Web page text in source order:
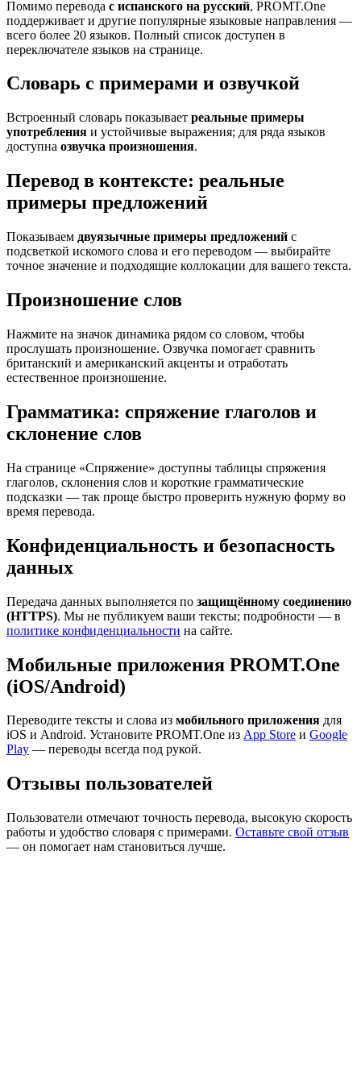
Помимо перевода с испанского на русский, PROMT.One
поддерживает и другие популярные языковые направления —
всего более 20 языков. Полный список доступен в
переключателе языков на странице.
Словарь с примерами и озвучкой
Встроенный словарь показывает реальные примеры
употребления и устойчивые выражения; для ряда языков
доступна озвучка произношения.
Перевод в контексте: реальные
примеры предложений
Показываем двуязычные примеры предложений с
подсветкой искомого слова и его переводом — выбирайте
точное значение и подходящие коллокации для вашего текста.
Произношение слов
Нажмите на значок динамика рядом со словом, чтобы
прослушать произношение. Озвучка помогает сравнить
британский и американский акценты и отработать
естественное произношение.
Грамматика: спряжение глаголов и
склонение слов
На странице «Спряжение» доступны таблицы спряжения
глаголов, склонения слов и короткие грамматические
подсказки — так проще быстро проверить нужную форму во
время перевода.
Конфиденциальность и безопасность
данных
Передача данных выполняется по защищённому соединению
(HTTPS). Мы не публикуем ваши тексты; подробности — в
политике конфиденциальности на сайте.
Мобильные приложения PROMT.One
(iOS/Android)
Переводите тексты и слова из мобильного приложения для
iOS и Android. Установите PROMT.One из App Store и Google
Play — переводы всегда под рукой.
Отзывы пользователей
Пользователи отмечают точность перевода, высокую скорость
работы и удобство словаря с примерами. Оставьте свой отзыв
— он помогает нам становиться лучше.